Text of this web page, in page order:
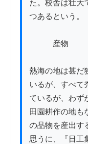
た。校舎は壮大
つあるという。
産物
熱海の地は甚だ
いるが、すべて
ているが、わず
田園耕作の地も
の品物を産出す
思うに、『日工